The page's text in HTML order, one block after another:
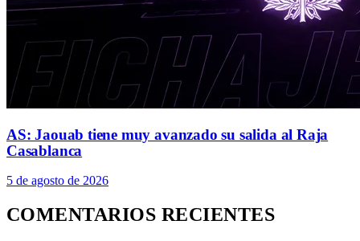
AS: Jaouab tiene muy avanzado su salida al Raja
Casablanca
5 de agosto de 2026
COMENTARIOS RECIENTES